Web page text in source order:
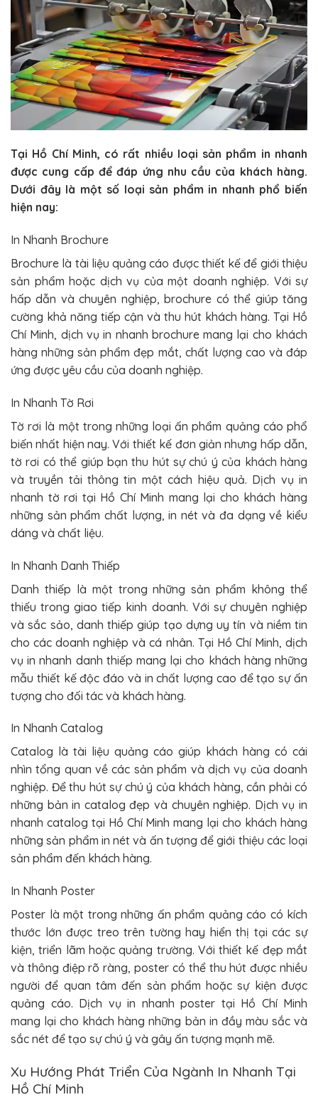
Tại Hồ Chí Minh, có rất nhiều loại sản phẩm in nhanh
được cung cấp để đáp ứng nhu cầu của khách hàng.
Dưới đây là một số loại sản phẩm in nhanh phổ biến
hiện nay:
In Nhanh Brochure
Brochure là tài liệu quảng cáo được thiết kế để giới thiệu
sản phẩm hoặc dịch vụ của một doanh nghiệp. Với sự
hấp dẫn và chuyên nghiệp, brochure có thể giúp tăng
cường khả năng tiếp cận và thu hút khách hàng. Tại Hồ
Chí Minh, dịch vụ in nhanh brochure mang lại cho khách
hàng những sản phẩm đẹp mắt, chất lượng cao và đáp
ứng được yêu cầu của doanh nghiệp.
In Nhanh Tờ Rơi
Tờ rơi là một trong những loại ấn phẩm quảng cáo phổ
biến nhất hiện nay. Với thiết kế đơn giản nhưng hấp dẫn,
tờ rơi có thể giúp bạn thu hút sự chú ý của khách hàng
và truyền tải thông tin một cách hiệu quả. Dịch vụ in
nhanh tờ rơi tại Hồ Chí Minh mang lại cho khách hàng
những sản phẩm chất lượng, in nét và đa dạng về kiểu
dáng và chất liệu.
In Nhanh Danh Thiếp
Danh thiếp là một trong những sản phẩm không thể
thiếu trong giao tiếp kinh doanh. Với sự chuyên nghiệp
và sắc sảo, danh thiếp giúp tạo dựng uy tín và niềm tin
cho các doanh nghiệp và cá nhân. Tại Hồ Chí Minh, dịch
vụ in nhanh danh thiếp mang lại cho khách hàng những
mẫu thiết kế độc đáo và in chất lượng cao để tạo sự ấn
tượng cho đối tác và khách hàng.
In Nhanh Catalog
Catalog là tài liệu quảng cáo giúp khách hàng có cái
nhìn tổng quan về các sản phẩm và dịch vụ của doanh
nghiệp. Để thu hút sự chú ý của khách hàng, cần phải có
những bản in catalog đẹp và chuyên nghiệp. Dịch vụ in
nhanh catalog tại Hồ Chí Minh mang lại cho khách hàng
những sản phẩm in nét và ấn tượng để giới thiệu các loại
sản phẩm đến khách hàng.
In Nhanh Poster
Poster là một trong những ấn phẩm quảng cáo có kích
thước lớn được treo trên tường hay hiển thị tại các sự
kiện, triển lãm hoặc quảng trường. Với thiết kế đẹp mắt
và thông điệp rõ ràng, poster có thể thu hút được nhiều
người để quan tâm đến sản phẩm hoặc sự kiện được
quảng cáo. Dịch vụ in nhanh poster tại Hồ Chí Minh
mang lại cho khách hàng những bản in đầy màu sắc và
sắc nét để tạo sự chú ý và gây ấn tượng mạnh mẽ.
Xu Hướng Phát Triển Của Ngành In Nhanh Tại
Hồ Chí Minh